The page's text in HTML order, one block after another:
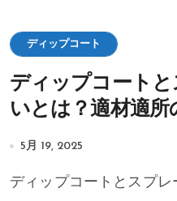
ディップコート
ディップコート
いとは？適材適
5月 19, 2025
ディップコートとスプ